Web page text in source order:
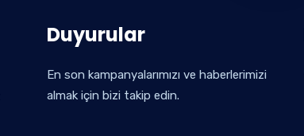
Duyurular
En son kampanyalarımızı ve haberlerimizi
almak için bizi takip edin.